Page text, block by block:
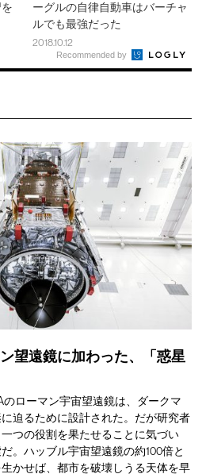
ーグルの自律自動車はバーチャ
ルでも最強だった
2018.10.12
Recommended by
望遠鏡に加わった、「惑星
ローマン宇宙望遠鏡は、ダークマ
迫るために設計された。だが研究者
つの役割を果たせることに気づい
。ハッブル宇宙望遠鏡の約100倍と
かせば、都市を破壊しうる天体を早